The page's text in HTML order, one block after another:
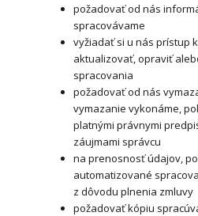
požadovať od nás
spracovávame
vyžiadať si u nás prístup
aktualizovať, opraviť
spracovania
požadovať od nás
vymazanie vykonáme,
platnými právnymi
záujmami správcu
na prenosnosť údajov,
automatizované
z dôvodu plnenia zmluvy
požadovať kópiu